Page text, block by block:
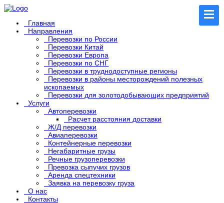
Главная
Направления
Перевозки по России
Перевозки Китай
Перевозки Европа
Перевозки по СНГ
Перевозки в труднодоступные регионы
Перевозки в районы месторождений полезных
ископаемых
Перевозки для золотодобывающих предприятий
Услуги
Автоперевозки
Расчет расстояния доставки
Ж/Д перевозки
Авиаперевозки
Контейнерные перевозки
Негабаритные грузы
Речные грузоперевозки
Превозка сыпучих грузов
Аренда спецтехники
Заявка на перевозку груза
О нас
Контакты